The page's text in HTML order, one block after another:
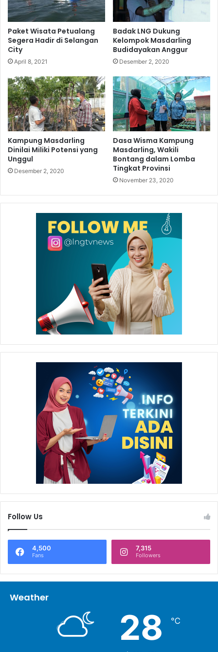
Paket Wisata Petualang
Segera Hadir di Selangan
City
April 8, 2021
Badak LNG Dukung
Kelompok Masdarling
Budidayakan Anggur
Desember 2, 2020
Kampung Masdarling
Dinilai Miliki Potensi yang
Unggul
Desember 2, 2020
Dasa Wisma Kampung
Masdarling, Wakili
Bontang dalam Lomba
Tingkat Provinsi
November 23, 2020
Follow Us
4,500
Fans
7,315
Followers
Weather
28 ℃